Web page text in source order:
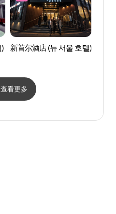
新首尔酒店 (뉴 서울 호텔)
查看更多